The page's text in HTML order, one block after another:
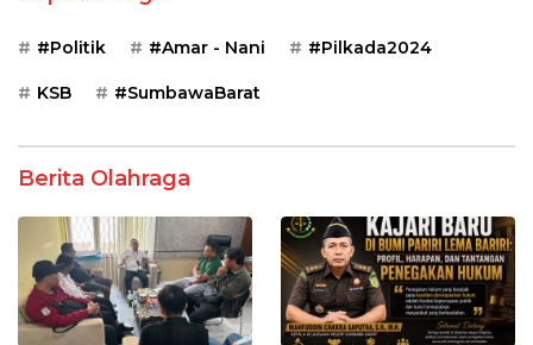
#Politik #Amar - Nani #Pilkada2024
KSB #SumbawaBarat
Berita Olahraga